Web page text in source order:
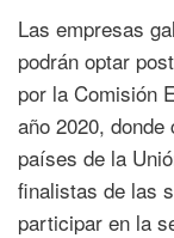
Las empresas
podrán optar
por la Comisión
año 2020,
países de la
finalistas de las
participar en la